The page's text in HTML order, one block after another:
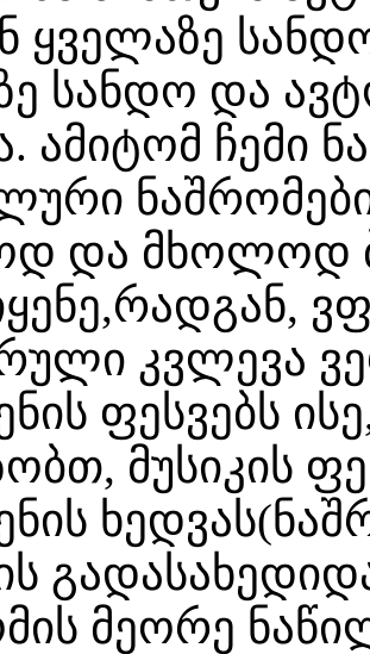
ყველაზე
სანდო და
ამიტომ ჩემი
და მხოლოდ
კვლევა
ფესვებს
მუსიკის
მეორე